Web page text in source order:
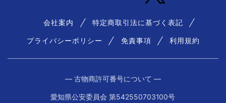
会社案内 特定商取引法に基づく表記
プライバシーポリシー 免責事項 利用規約
― 古物商許可番号について ―
愛知県公安委員会 第542550703100号